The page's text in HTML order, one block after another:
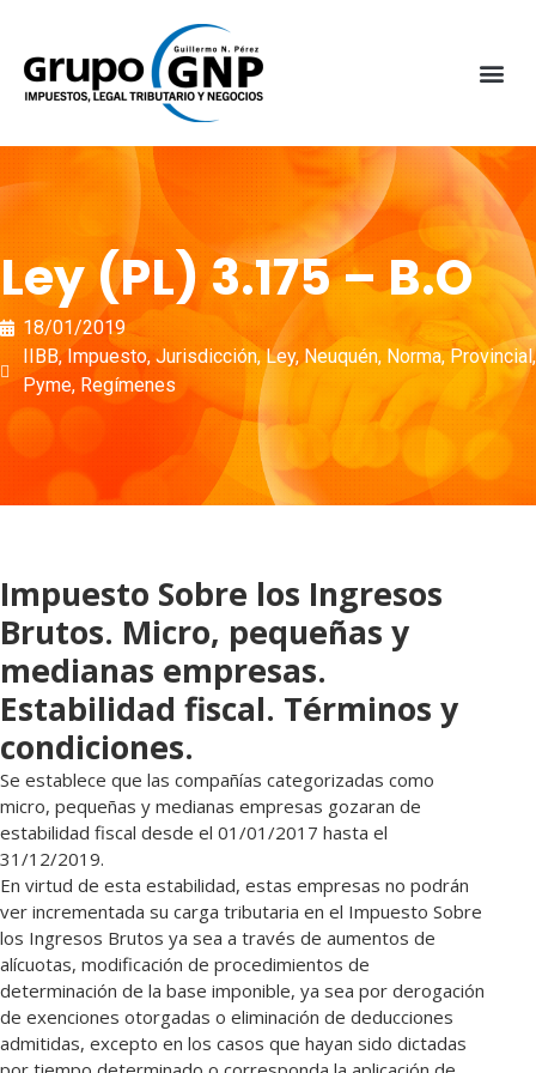
Ley (PL) 3.175 – B.O
18/01/2019
IIBB,Impuesto,Jurisdicción,Ley, Neuquén, Norma,Provincial,
Pyme, Regímenes
Impuesto Sobre los Ingresos
Brutos. Micro, pequeñas y
medianas empresas.
Estabilidad fiscal. Términos y
condiciones.
Se establece que las compañías categorizadas como
micro, pequeñas y medianas empresas gozaran de
estabilidad fiscal desde el 01/01/2017 hasta el
31/12/2019.
En virtud de esta estabilidad, estas empresas no podrán
ver incrementada su carga tributaria en el Impuesto Sobre
los Ingresos Brutos ya sea a través de aumentos de
alícuotas, modificación de procedimientos de
determinación de la base imponible, ya sea por derogación
de exenciones otorgadas o eliminación de deducciones
admitidas, excepto en los casos que hayan sido dictadas